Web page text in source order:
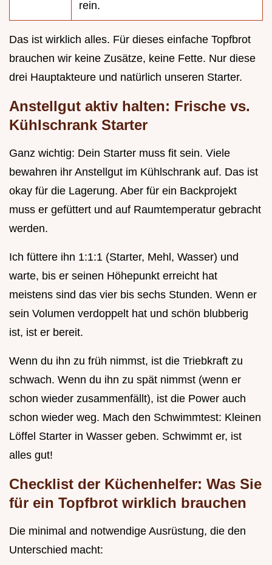
rein.
Das ist wirklich alles. Für dieses einfache Topfbrot
brauchen wir keine Zusätze, keine Fette. Nur diese
drei Hauptakteure und natürlich unseren Starter.
Anstellgut aktiv halten: Frische vs.
Kühlschrank Starter
Ganz wichtig: Dein Starter muss fit sein. Viele
bewahren ihr Anstellgut im Kühlschrank auf. Das ist
okay für die Lagerung. Aber für ein Backprojekt
muss er gefüttert und auf Raumtemperatur gebracht
werden.
Ich füttere ihn 1:1:1 (Starter, Mehl, Wasser) und
warte, bis er seinen Höhepunkt erreicht hat
meistens sind das vier bis sechs Stunden. Wenn er
sein Volumen verdoppelt hat und schön blubberig
ist, ist er bereit.
Wenn du ihn zu früh nimmst, ist die Triebkraft zu
schwach. Wenn du ihn zu spät nimmst (wenn er
schon wieder zusammenfällt), ist die Power auch
schon wieder weg. Mach den Schwimmtest: Kleinen
Löffel Starter in Wasser geben. Schwimmt er, ist
alles gut!
Checklist der Küchenhelfer: Was Sie
für ein Topfbrot wirklich brauchen
Die minimal and notwendige Ausrüstung, die den
Unterschied macht: